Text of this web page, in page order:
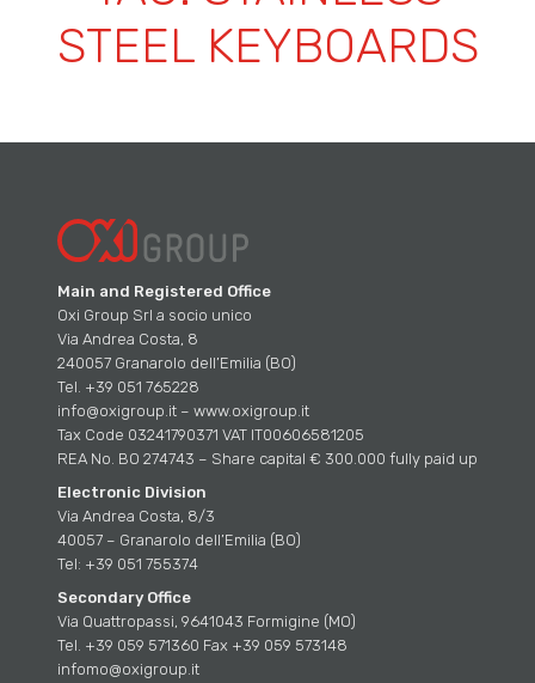
STEEL KEYBOARDS
Main and Registered Office
Oxi Group Srl a socio unico
Via Andrea Costa, 8
240057 Granarolo dell’Emilia (BO)
Tel. +39 051 765228
info@oxigroup.it – www.oxigroup.it
Tax Code 03241790371 VAT IT00606581205
REA No. BO 274743 – Share capital € 300.000 fully paid up
Electronic Division
Via Andrea Costa, 8/3
40057 – Granarolo dell’Emilia (BO)
Tel: +39 051 755374
Secondary Office
Via Quattropassi, 9641043 Formigine (MO)
Tel. +39 059 571360 Fax +39 059 573148
infomo@oxigroup.it